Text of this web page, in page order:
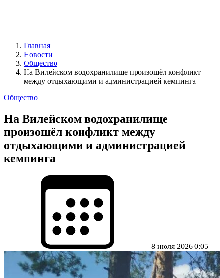
Главная
Новости
Общество
На Вилейском водохранилище произошёл конфликт
между отдыхающими и администрацией кемпинга
Общество
На Вилейском водохранилище
произошёл конфликт между
отдыхающими и администрацией
кемпинга
8 июля 2026 0:05